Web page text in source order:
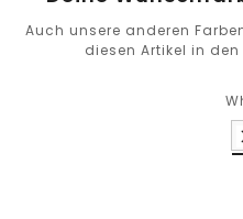
Auch unsere anderen
diesen Artikel in